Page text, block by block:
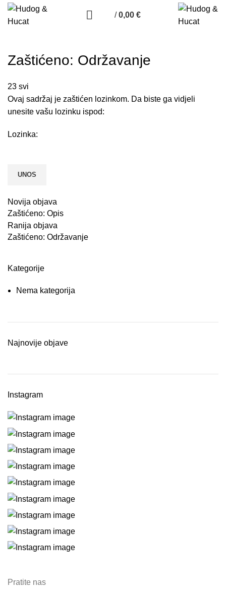
/ 0,00 €
Zaštićeno: Održavanje
23 svi
Ovaj sadržaj je zaštićen lozinkom. Da biste ga vidjeli
unesite vašu lozinku ispod:
Lozinka:
Novija objava
Zaštićeno: Opis
Ranija objava
Zaštićeno: Održavanje
Kategorije
Nema kategorija
Najnovije objave
Instagram
Pratite nas